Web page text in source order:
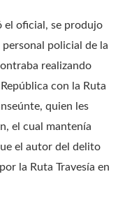
el oficial, se produjo
policial de la
realizando
con la Ruta
quien les
el cual mantenía
el autor del delito
la Ruta Travesía en